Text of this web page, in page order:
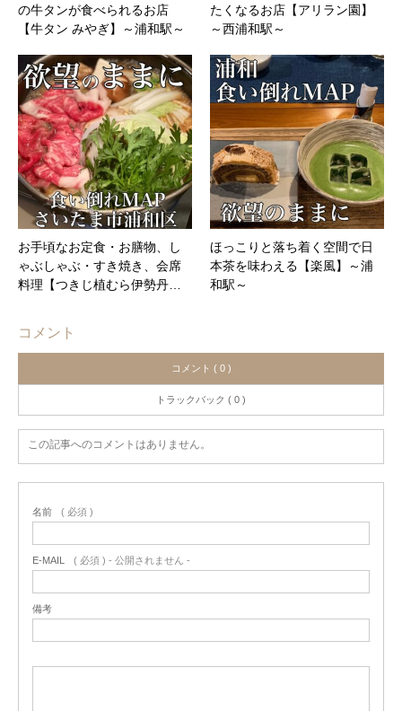
の牛タンが食べられるお店
【牛タン みやぎ】～浦和駅～
たくなるお店【アリラン園】
～西浦和駅～
お手頃なお定食・お膳物、し
ゃぶしゃぶ・すき焼き、会席
料理【つきじ植むら伊勢丹…
ほっこりと落ち着く空間で日
本茶を味わえる【楽風】～浦
和駅～
コメント
コメント ( 0 )
トラックバック ( 0 )
この記事へのコメントはありません。
名前 ( 必須 )
E-MAIL ( 必須 ) - 公開されません -
備考